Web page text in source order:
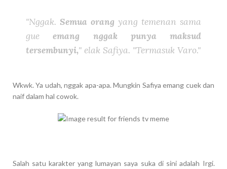
"Nggak. Semua orang yang temenan sama
gueemang nggak punya maksud
tersembunyi," elak Safiya. "Termasuk Varo."
Wkwk. Ya udah, nggak apa-apa. Mungkin Safiya emang cuek dan
naif dalam hal cowok.
Salah satu karakter yang lumayan saya suka di sini adalah Irgi.